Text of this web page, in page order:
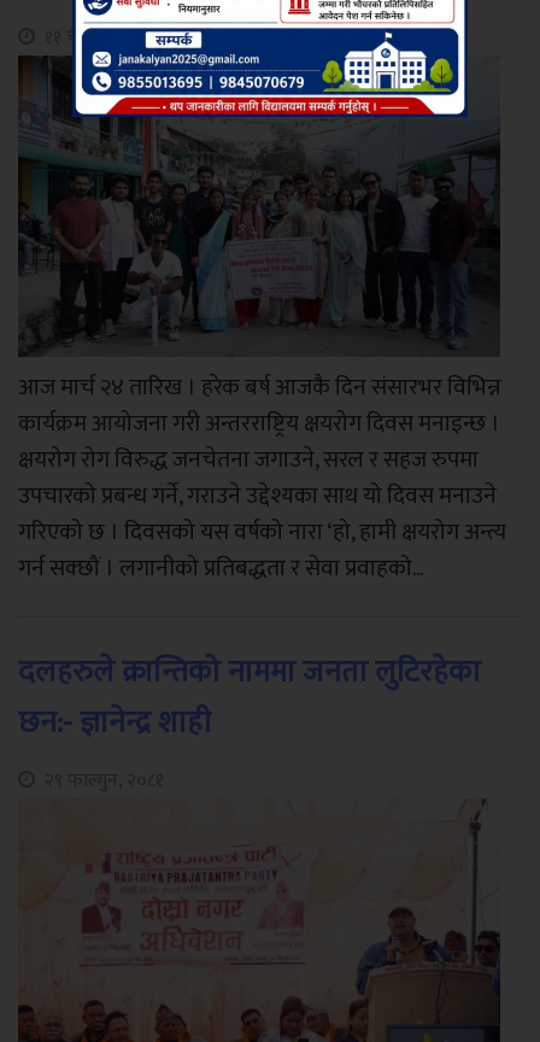
११ चैत्र, २०८१
आज मार्च २४ तारिख । हरेक बर्ष आजकै दिन संसारभर विभिन्न
कार्यक्रम आयोजना गरी अन्तरराष्ट्रिय क्षयरोग दिवस मनाइन्छ ।
क्षयरोग रोग विरुद्ध जनचेतना जगाउने, सरल र सहज रुपमा
उपचारको प्रबन्ध गर्ने, गराउने उद्देश्यका साथ यो दिवस मनाउने
गरिएको छ । दिवसको यस वर्षको नारा ‘हो, हामी क्षयरोग अन्त्य
गर्न सक्छौं । लगानीको प्रतिबद्धता र सेवा प्रवाहको...
दलहरुले क्रान्तिको नाममा जनता लुटिरहेका
छन:- ज्ञानेन्द्र शाही